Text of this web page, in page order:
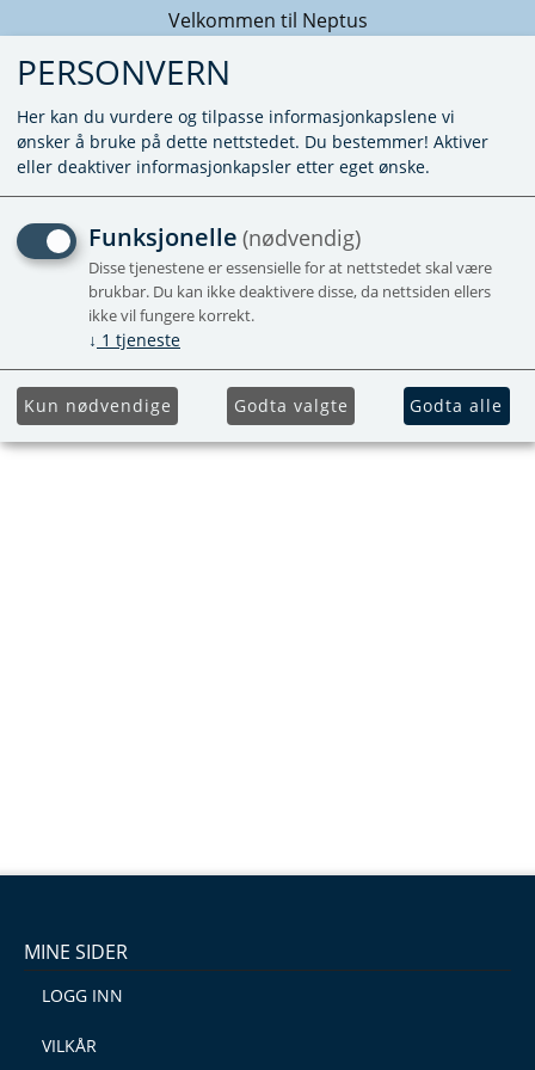
Velkommen til Neptus
KUNNE IKKE FINNE PRODUKTET
Forside
MINE SIDER
LOGG INN
VILKÅR
PERSONVERN
Her kan du vurdere og tilpasse informasjonkapslene vi
ønsker å bruke på dette nettstedet. Du bestemmer! Aktiver
eller deaktiver informasjonkapsler etter eget ønske.
Funksjonelle (nødvendig)
Disse tjenestene er essensielle for at nettstedet skal være
brukbar. Du kan ikke deaktivere disse, da nettsiden ellers
ikke vil fungere korrekt.
↓ 1 tjeneste
Kun nødvendige Godta valgte Godta alle